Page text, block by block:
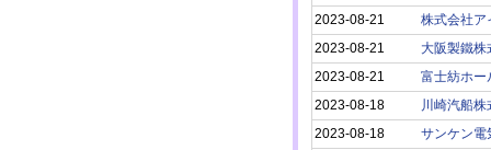
2023-08-21
株式会社ア
2023-08-21
大阪製鐵株
2023-08-21
富士紡ホー
2023-08-18
川崎汽船株
2023-08-18
サンケン電